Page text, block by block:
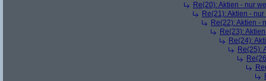
Re(20): Aktien - nur
Re(21): Aktien -
Re(22): Aktien -
Re(23):
Re(24):
Re(25):